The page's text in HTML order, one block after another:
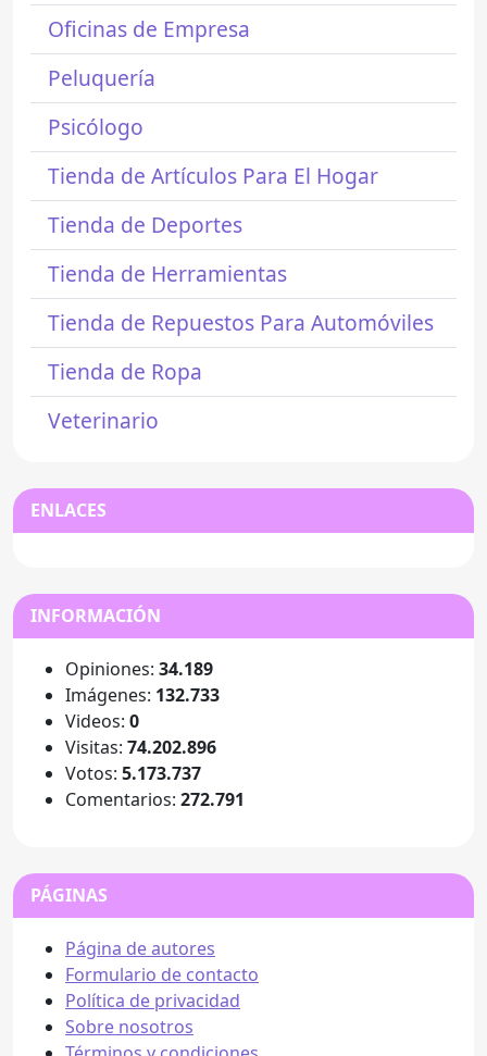
Oficinas de Empresa
Peluquería
Psicólogo
Tienda de Artículos Para El Hogar
Tienda de Deportes
Tienda de Herramientas
Tienda de Repuestos Para Automóviles
Tienda de Ropa
Veterinario
ENLACES
INFORMACIÓN
Opiniones: 34.189
Imágenes: 132.733
Videos: 0
Visitas: 74.202.896
Votos: 5.173.737
Comentarios: 272.791
PÁGINAS
Página de autores
Formulario de contacto
Política de privacidad
Sobre nosotros